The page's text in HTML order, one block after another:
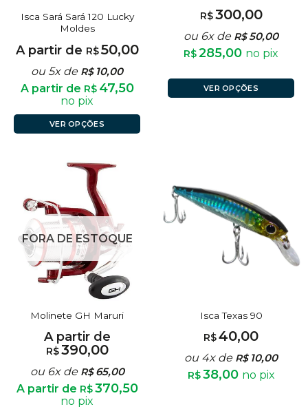
Isca Sará Sará 120 Lucky
Moldes
A partir de R$50,00
ou 5x de R$ 10,00
A partir de R$ 47,50
no pix
VER OPÇÕES
R$300,00
ou 6x de R$50,00
R$285,00 no pix
VER OPÇÕES
FORA DE ESTOQUE
Molinete GH Maruri
A partir de
R$390,00
ou 6x de R$ 65,00
A partir de R$370,50
no pix
Isca Texas 90
R$40,00
ou 4x de R$ 10,00
R$38,00 no pix